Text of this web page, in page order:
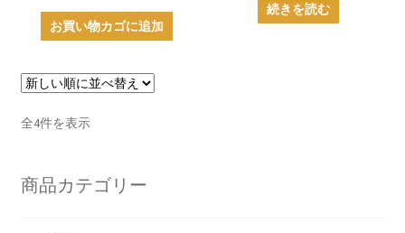
お買い物カゴに追加
続きを読む
全4件を表示新
順
商品カテゴリー